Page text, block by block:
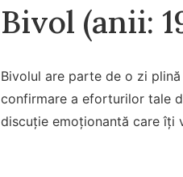
Bivol (anii:
Bivolul are parte de o zi
confirmare a eforturilor tale
discuție emoționantă care îți